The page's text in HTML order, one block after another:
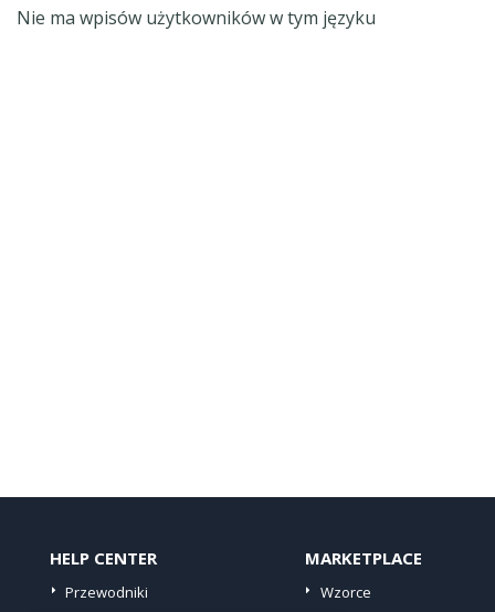
Nie ma wpisów użytkowników w tym języku
HELP CENTER
Przewodniki
MARKETPLACE
Wzorce